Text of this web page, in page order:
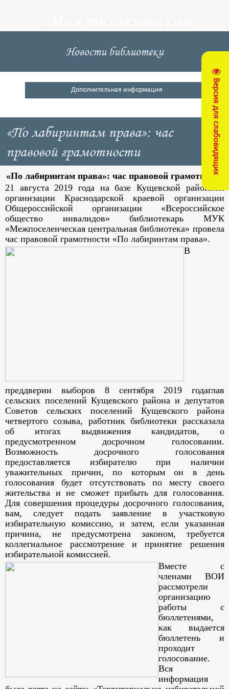
Версия для слабовидящих
центральная
библиотека
Кущевский район
Новости библиотеки
Дополнительная информация
«По лабиринтам права»: час
правовой грамотности
«По лабиринтам права»: час правовой грамотности
21 августа 2019 года на базе Кущевской районной
организации Краснодарской краевой организации
Общероссийской организации «Всероссийское
общество инвалидов» библиотекарь МУК
«Межпоселенческая центральная библиотека» провела
час правовой грамотности «По лабиринтам права».
В
преддверии выборов 8 сентября 2019 годаглав
сельских поселений Кущевского района и депутатов
Советов сельских поселений Кущевского района
четвертого созыва, работник библиотеки рассказала
об итогах выдвижения кандидатов, о
предусмотренном досрочном голосовании.
Возможность досрочного голосования
предоставляется избирателю при наличии
уважительных причин, по которым он в день
голосования будет отсутствовать по месту своего
жительства и не сможет прибыть для голосования.
Для совершения процедуры досрочного голосования,
вам, следует подать заявление в участковую
избирательную комиссию, и затем, если указанная
причина, не предусмотрена законом, требуется
коллегиальное рассмотрение и принятие решения
избирательной комиссией.
Вместе с
членами ВОИ
рассмотрели
организацию
работы с
бюллетенями,
как выдается
бюллетень и
проходит
голосование.
Вся
информация